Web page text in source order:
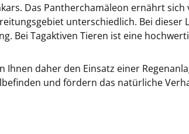
Das Pantherchamäleon ernährt
unterschiedlich. Bei
Bei Tagaktiven Tieren ist eine
daher den Einsatz einer
und fördern das natürliche